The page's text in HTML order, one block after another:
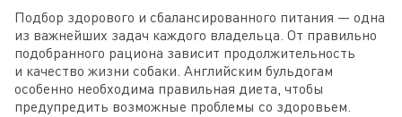
Подбор здорового и сбалансированного питания — одна
из важнейших задач каждого владельца. От правильно
подобранного рациона зависит продолжительность
и качество жизни собаки. Английским бульдогам
особенно необходима правильная диета, чтобы
предупредить возможные проблемы со здоровьем.